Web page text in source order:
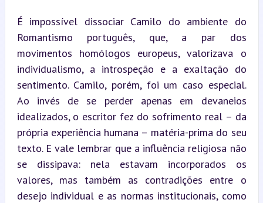
É impossível dissociar Camilo do ambiente do
Romantismo português, que, a par dos
movimentos homólogos europeus, valorizava o
individualismo, a introspeção e a exaltação do
sentimento. Camilo, porém, foi um caso especial.
Ao invés de se perder apenas em devaneios
idealizados, o escritor fez do sofrimento real – da
própria experiência humana – matéria-prima do seu
texto. E vale lembrar que a influência religiosa não
se dissipava: nela estavam incorporados os
valores, mas também as contradições entre o
desejo individual e as normas institucionais, como